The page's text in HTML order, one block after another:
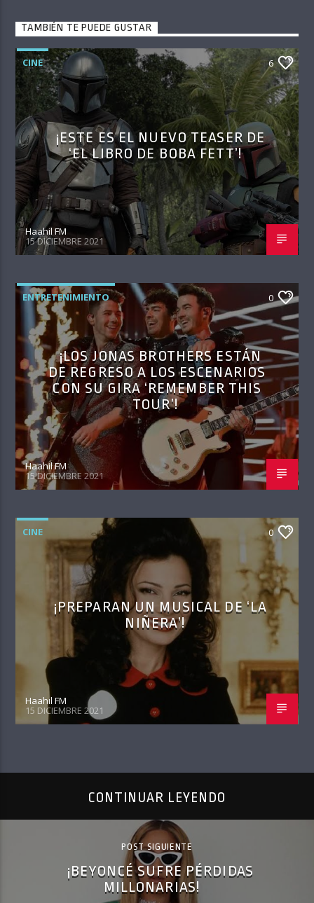
TAMBIÉN TE PUEDE GUSTAR
CINE 6
¡ESTE ES EL NUEVO TEASER DE
‘EL LIBRO DE BOBA FETT’!
Haahil FM
15 DICIEMBRE 2021
ENTRETENIMIENTO 0
¡LOS JONAS BROTHERS ESTÁN
DE REGRESO A LOS ESCENARIOS
CON SU GIRA ‘REMEMBER THIS
TOUR’!
Haahil FM
15 DICIEMBRE 2021
CINE 0
¡PREPARAN UN MUSICAL DE ‘LA
NIÑERA’!
Haahil FM
15 DICIEMBRE 2021
CONTINUAR LEYENDO
POST SIGUIENTE
¡BEYONCÉ SUFRE PÉRDIDAS
MILLONARIAS!